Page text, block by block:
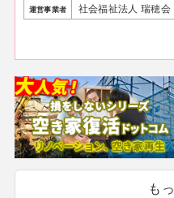
運営事業者 社会福祉法人 瑞穂会
も